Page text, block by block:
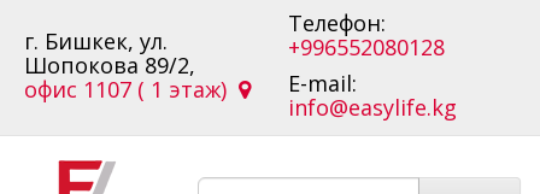
г. Бишкек, ул.
Шопокова 89/2,
офис 1107 ( 1 этаж)
Телефон:
+996552080128
E-mail:
info@easylife.kg